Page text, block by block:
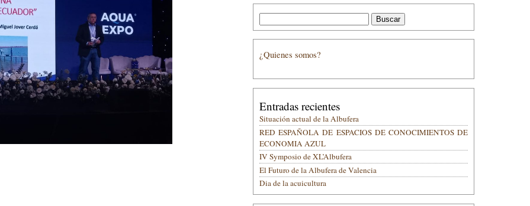
¿Quienes somos?
Entradas recientes
Situación actual de la Albufera
RED ESPAÑOLA DE ESPACIOS DE CONOCIMIENTOS DE
ECONOMIA AZUL
IV Symposio de XL’Albufera
El Futuro de la Albufera de Valencia
Dia de la acuicultura